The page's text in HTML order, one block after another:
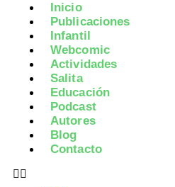
Inicio
Publicaciones
Infantil
Webcomic
Actividades
Salita
Educación
Podcast
Autores
Blog
Contacto